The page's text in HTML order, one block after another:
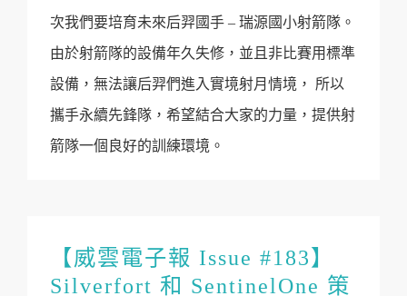
次我們要培育未來后羿國手 – 瑞源國小射箭隊。
由於射箭隊的設備年久失修，並且非比賽用標準
設備，無法讓后羿們進入實境射月情境， 所以
攜手永續先鋒隊，希望結合大家的力量，提供射
箭隊一個良好的訓練環境。
【威雲電子報 Issue #183】
Silverfort 和 SentinelOne 策